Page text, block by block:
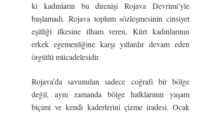
ki kadınların bu direnişi Rojava Devrimi’yle
başlamadı. Rojava toplum sözleşmesinin cinsiyet
eşitliği ilkesine ilham veren, Kürt kadınlarının
erkek egemenliğine karşı yıllardır devam eden
örgütlü mücadelesidir.
Rojava’da savunulan sadece coğrafi bir bölge
değil, aynı zamanda bölge halklarının yaşam
biçimi ve kendi kaderlerini çizme iradesi. Ocak